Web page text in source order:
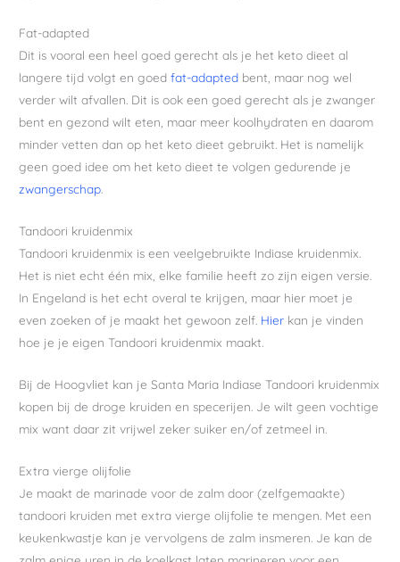
Fat-adapted
Dit is vooral een heel goed gerecht als je het keto dieet al
langere tijd volgt en goedfat-adapted bent, maar nog wel
verder wilt afvallen. Dit is ook een goed gerecht als je zwanger
bent en gezond wilt eten, maar meer koolhydraten en daarom
minder vetten dan op het keto dieet gebruikt. Het is namelijk
geen goed idee om het keto dieet te volgen gedurende je
zwangerschap.
Tandoori kruidenmix
Tandoori kruidenmix is een veelgebruikte Indiase kruidenmix.
Het is niet echt één mix, elke familie heeft zo zijn eigen versie.
In Engeland is het echt overal te krijgen, maar hier moet je
even zoeken of je maakt het gewoon zelf. Hier kan je vinden
hoe je je eigen Tandoori kruidenmix maakt.
Bij de Hoogvliet kan je Santa Maria Indiase Tandoori kruidenmix
kopen bij de droge kruiden en specerijen. Je wilt geen vochtige
mix want daar zit vrijwel zeker suiker en/of zetmeel in.
Extra vierge olijfolie
Je maakt de marinade voor de zalm door (zelfgemaakte)
tandoori kruiden met extra vierge olijfolie te mengen. Met een
keukenkwastje kan je vervolgens de zalm insmeren. Je kan de